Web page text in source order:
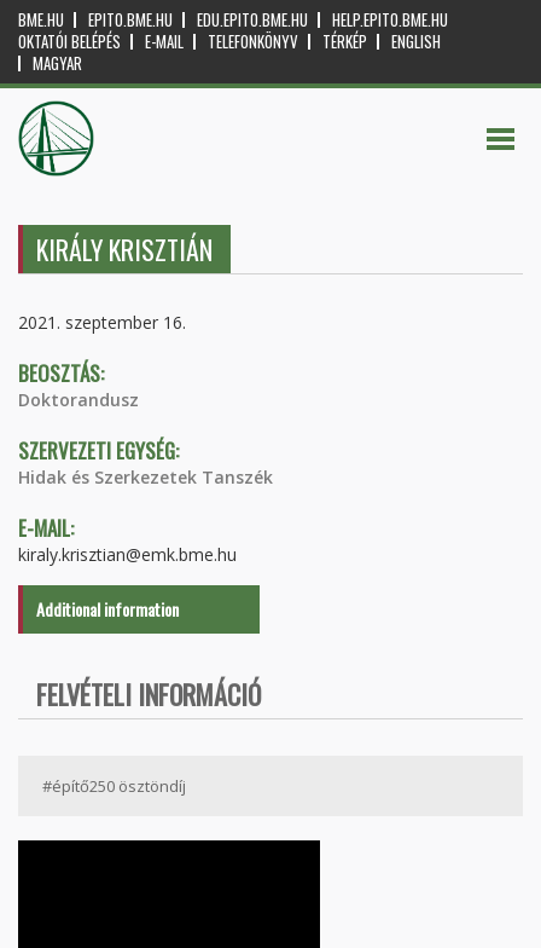
BME.HU EPITO.BME.HU EDU.EPITO.BME.HU
HELP.EPITO.BME.HU
OKTATÓI BELÉPÉS
E-MAIL TELEFONKÖNYV TÉRKÉP
ENGLISH
MAGYAR
KIRÁLY KRISZTIÁN
2021. szeptember 16.
BEOSZTÁS:
Doktorandusz
SZERVEZETI EGYSÉG:
Hidak és Szerkezetek Tanszék
E-MAIL:
kiraly.krisztian@emk.bme.hu
Additional information
FELVÉTELI INFORMÁCIÓ
#építő250 ösztöndíj